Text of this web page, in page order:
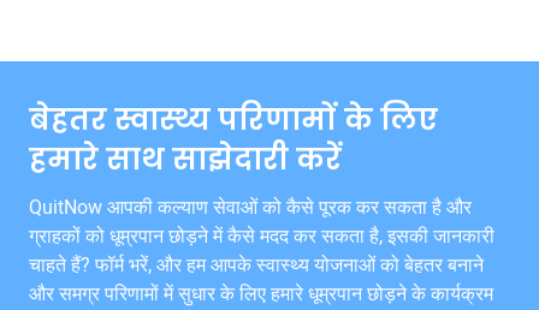
बेहतर स्वास्थ्य परिणामों के लिए
हमारे साथ साझेदारी करें
QuitNow आपकी कल्याण सेवाओं को कैसे पूरक कर सकता है और
ग्राहकों को धूम्रपान छोड़ने में कैसे मदद कर सकता है, इसकी जानकारी
चाहते हैं? फॉर्म भरें, और हम आपके स्वास्थ्य योजनाओं को बेहतर बनाने
और समग्र परिणामों में सुधार के लिए हमारे धूम्रपान छोड़ने के कार्यक्रम